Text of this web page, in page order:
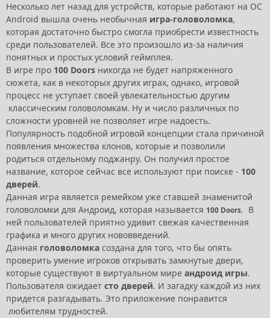
Несколько лет назад для устройств, которые работают на ОС
Android вышла очень необычная игра-головоломка,
которая достаточно быстро смогла приобрести известность
среди пользователей. Все это произошло из-за наличия
понятных и простых условий геймплея.
В игре про 100 Doors никогда не будет напряженного
сюжета, как в некоторых других играх, однако, игровой
процесс не уступает своей увлекательностью другим
классическим головоломкам. Ну и число различных по
сложности уровней не позволяет игре надоесть.
Популярность подобной игровой концепции стала причиной
появления множества клонов, которые и позволили
родиться отдельному поджанру. Он получил простое
название, которое сейчас все используют при поиске - 100
дверей.
Данная игра является ремейком уже ставшей знаменитой
головоломки для Андроид, которая называется 100 Doors. В
ней пользователей приятно удивит свежая качественная
графика и много других нововведений.
Данная головоломка создана для того, что бы опять
проверить умение игроков открывать замкнутые двери,
которые существуют в виртуальном мире андроид игры.
Пользователя ожидает сто дверей. И загадку каждой из них
придется разгадывать. Это приложение понравится
любителям трудностей.